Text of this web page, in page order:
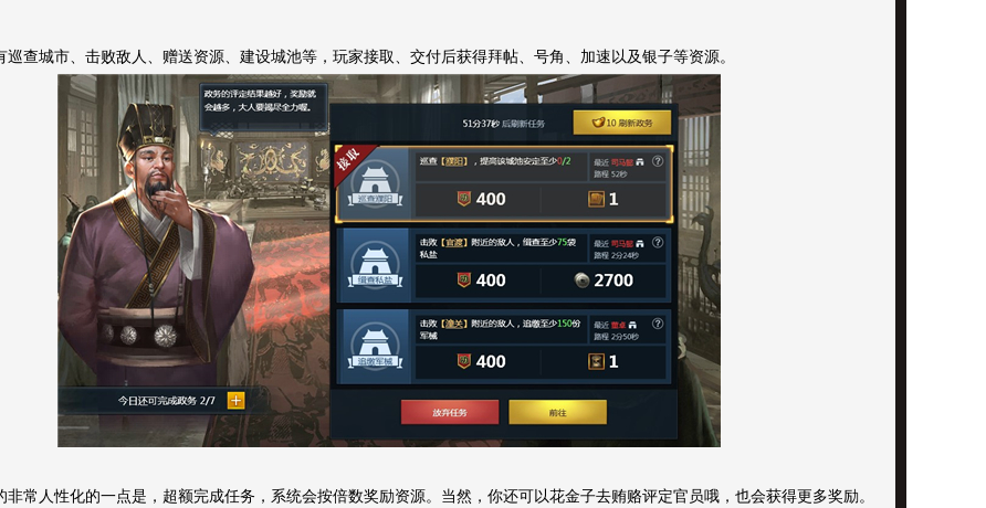
巡查城市、击败敌人、赠送资源、建设城池等，玩家接取、交付后获得拜帖、号角、加速以及银子等资源。
非常人性化的一点是，超额完成任务，系统会按倍数奖励资源。当然，你还可以花金子去贿赂评定官员哦，也会获得更多奖励。